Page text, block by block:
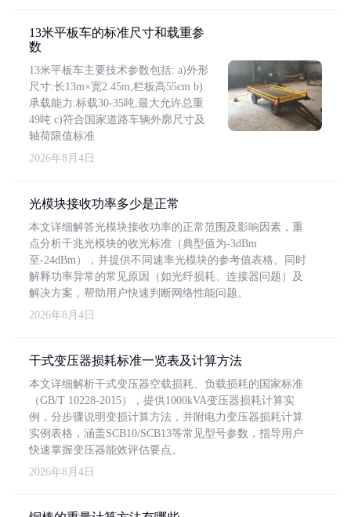
13米平板车的标准尺寸和载重参
数
13米平板车主要技术参数包括: a)外形
尺寸:长13m×宽2.45m,栏板高55cm b)
承载能力:标载30-35吨,最大允许总重
49吨 c)符合国家道路车辆外廓尺寸及
轴荷限值标准
2026年8月4日
光模块接收功率多少是正常
本文详细解答光模块接收功率的正常范围及影响因素，重
点分析千兆光模块的收光标准（典型值为-3dBm
至-24dBm），并提供不同速率光模块的参考值表格。同时
解释功率异常的常见原因（如光纤损耗、连接器问题）及
解决方案，帮助用户快速判断网络性能问题。
2026年8月4日
干式变压器损耗标准一览表及计算方法
本文详细解析干式变压器空载损耗、负载损耗的国家标准
（GB/T 10228-2015），提供1000kVA变压器损耗计算实
例，分步骤说明变损计算方法，并附电力变压器损耗计算
实例表格，涵盖SCB10/SCB13等常见型号参数，指导用户
快速掌握变压器能效评估要点。
2026年8月4日